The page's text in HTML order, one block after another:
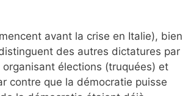
avant la crise en Italie), bien
des autres dictatures par
élections (truquées) et
contre que la démocratie puisse